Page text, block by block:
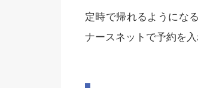
定時で帰れるようにな
ナースネットで予約を